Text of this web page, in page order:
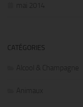
mai 2014
CATÉGORIES
Alcool & Champagne
Animaux